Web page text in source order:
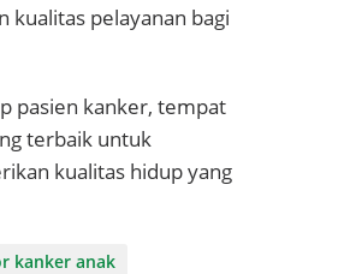
kualitas pelayanan bagi
pasien kanker, tempat
terbaik untuk
kualitas hidup yang
kanker anak